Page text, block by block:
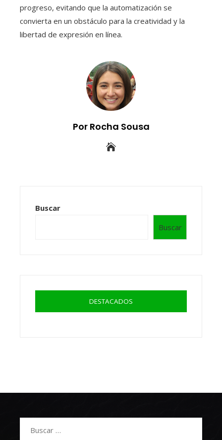
progreso, evitando que la automatización se
convierta en un obstáculo para la creatividad y la
libertad de expresión en línea.
Por Rocha Sousa
Buscar
Buscar
DESTACADOS